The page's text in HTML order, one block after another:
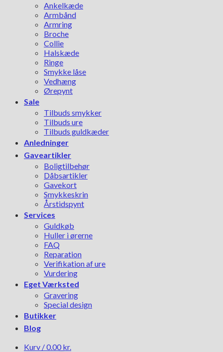
Ankelkæde
Armbånd
Armring
Broche
Collie
Halskæde
Ringe
Smykke låse
Vedhæng
Ørepynt
Sale
Tilbuds smykker
Tilbuds ure
Tilbuds guldkæder
Anledninger
Gaveartikler
Boligtilbehør
Dåbsartikler
Gavekort
Smykkeskrin
Årstidspynt
Services
Guldkøb
Huller i ørerne
FAQ
Reparation
Verifikation af ure
Vurdering
Eget Værksted
Gravering
Special design
Butikker
Blog
Kurv /0.00 kr.